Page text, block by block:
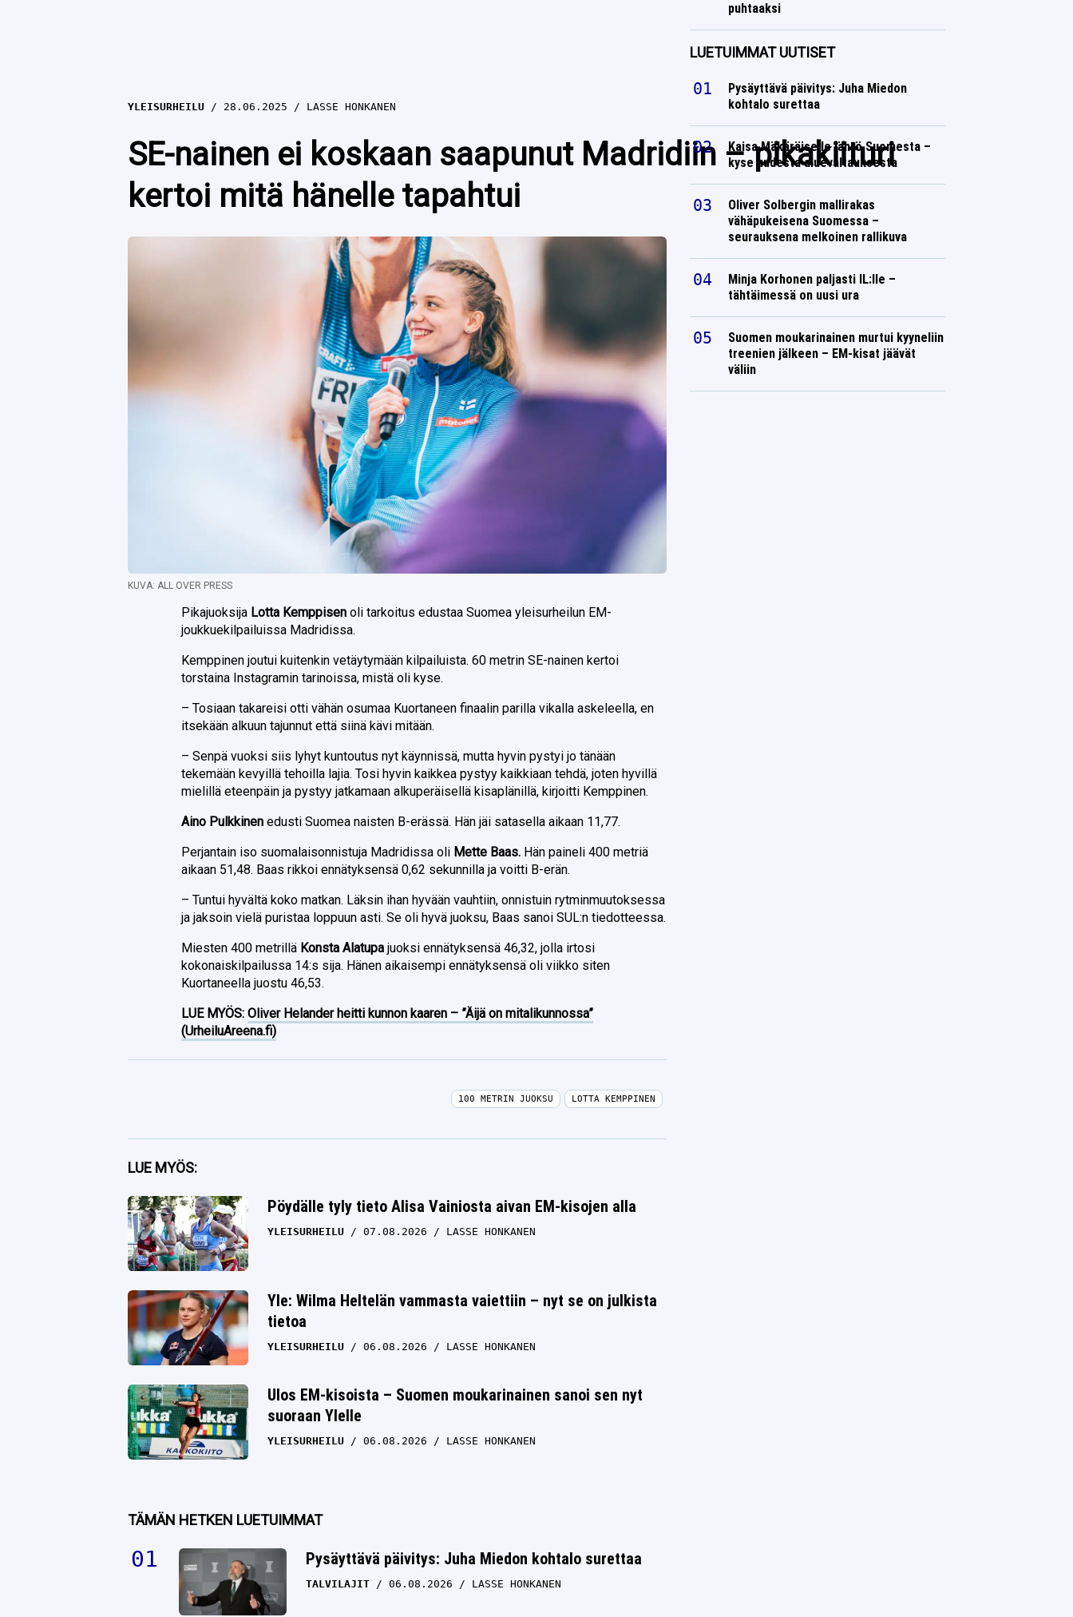
YLEISURHEILU 28.06.2025 LASSE HONKANEN
SE-nainen ei koskaan saapunut Madridiin – pikakiituri
kertoi mitä hänelle tapahtui
KUVA: ALL OVER PRESS
Pikajuoksija Lotta Kemppisenoli tarkoitus edustaa Suomea yleisurheilun EM-
joukkuekilpailuissa Madridissa.
Kemppinen joutui kuitenkin vetäytymään kilpailuista. 60 metrin SE-nainen kertoi
torstaina Instagramin tarinoissa, mistä oli kyse.
– Tosiaan takareisi otti vähän osumaa Kuortaneen finaalin parilla vikalla askeleella, en
itsekään alkuun tajunnut että siinä kävi mitään.
– Senpä vuoksi siis lyhyt kuntoutus nyt käynnissä, mutta hyvin pystyi jo tänään
tekemään kevyillä tehoilla lajia. Tosi hyvin kaikkea pystyy kaikkiaan tehdä, joten hyvillä
mielillä eteenpäin ja pystyy jatkamaan alkuperäisellä kisaplänillä, kirjoitti Kemppinen.
Aino Pulkkinen edusti Suomea naisten B-erässä. Hän jäi satasella aikaan 11,77.
Perjantain iso suomalaisonnistuja Madridissa oli Mette Baas. Hän paineli 400 metriä
aikaan 51,48. Baas rikkoi ennätyksensä 0,62 sekunnilla ja voitti B-erän.
– Tuntui hyvältä koko matkan. Läksin ihan hyvään vauhtiin, onnistuin rytminmuutoksessa
ja jaksoin vielä puristaa loppuun asti. Se oli hyvä juoksu, Baas sanoi SUL:n tiedotteessa.
Miesten 400 metrillä Konsta Alatupa juoksi ennätyksensä 46,32, jolla irtosi
kokonaiskilpailussa 14:s sija. Hänen aikaisempi ennätyksensä oli viikko siten
Kuortaneella juostu 46,53.
LUE MYÖS:Oliver Helander heitti kunnon kaaren – ”Äijä on mitalikunnossa”
(UrheiluAreena.fi)
Facebook
Twitter
Whatsapp
100 METRIN JUOKSU LOTTA KEMPPINEN
LUE MYÖS:
Pöydälle tyly tieto Alisa Vainiosta aivan EM-kisojen alla
YLEISURHEILU 07.08.2026 LASSE HONKANEN
Yle: Wilma Heltelän vammasta vaiettiin – nyt se on julkista
tietoa
YLEISURHEILU 06.08.2026 LASSE HONKANEN
Ulos EM-kisoista – Suomen moukarinainen sanoi sen nyt
suoraan Ylelle
YLEISURHEILU 06.08.2026 LASSE HONKANEN
TÄMÄN HETKEN LUETUIMMAT
Pysäyttävä päivitys: Juha Miedon kohtalo surettaa
TALVILAJIT 06.08.2026 LASSE HONKANEN
puhtaaksi
LUETUIMMAT UUTISET
Pysäyttävä päivitys: Juha Miedon
kohtalo surettaa
Kaisa Mäkäräiselle lähtö Suomesta –
kyse uudesta aluevaltauksesta
Oliver Solbergin mallirakas
vähäpukeisena Suomessa –
seurauksena melkoinen rallikuva
Minja Korhonen paljasti IL:lle –
tähtäimessä on uusi ura
Suomen moukarinainen murtui kyyneliin
treenien jälkeen – EM-kisat jäävät
väliin